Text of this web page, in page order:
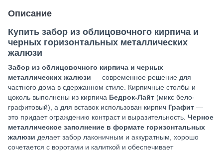
Описание
Купить забор из облицовочного кирпича и
черных горизонтальных металлических
жалюзи
Забор из облицовочного кирпича и черных
металлических жалюзи — современное решение для
частного дома в сдержанном стиле. Кирпичные столбы и
цоколь выполнены из кирпича Бедрок-Лайт (микс бело-
графитовый), а для вставок использован кирпич Графит —
это придает ограждению контраст и выразительность. Черное
металлическое заполнение в формате горизонтальных
жалюзи делает забор лаконичным и аккуратным, хорошо
сочетается с воротами и калиткой и обеспечивает